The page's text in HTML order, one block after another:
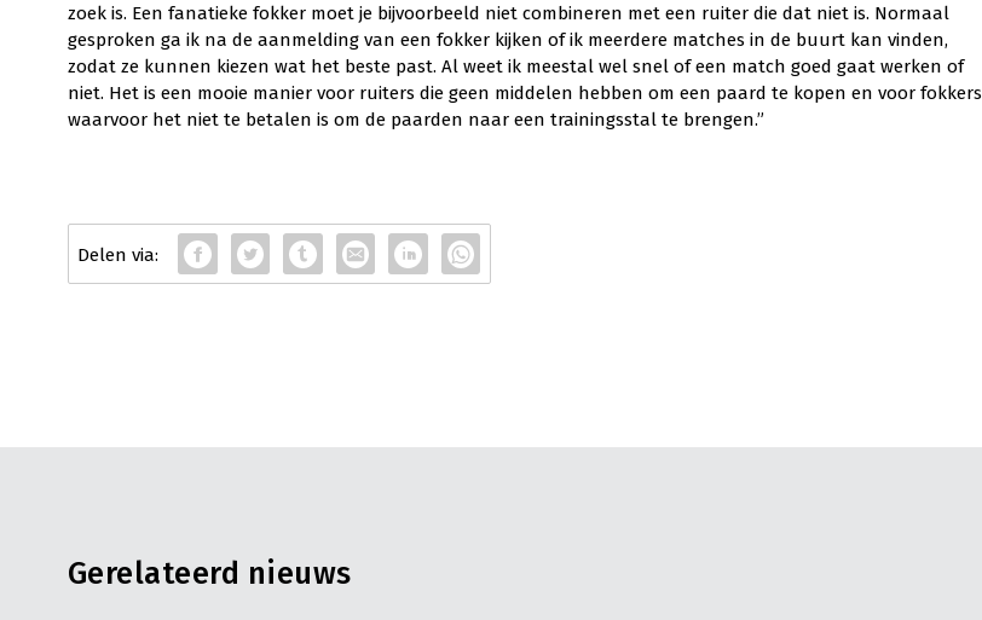
zoek is. Een fanatieke fokker moet je bijvoorbeeld niet combineren met een ruiter die dat niet is. Normaal
gesproken ga ik na de aanmelding van een fokker kijken of ik meerdere matches in de buurt kan vinden,
zodat ze kunnen kiezen wat het beste past. Al weet ik meestal wel snel of een match goed gaat werken of
niet. Het is een mooie manier voor ruiters die geen middelen hebben om een paard te kopen en voor fokkers
waarvoor het niet te betalen is om de paarden naar een trainingsstal te brengen.”
Gerelateerd nieuws